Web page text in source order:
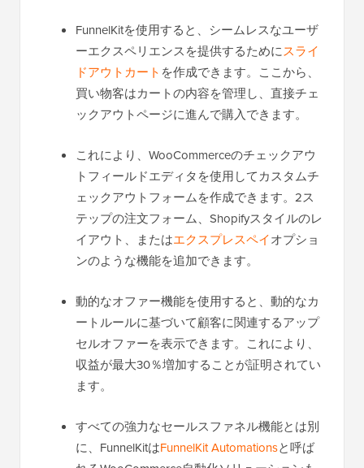
FunnelKitを使用すると、シームレスなユーザ
ーエクスペリエンスを提供するためにスライ
ドアウトカート を作成できます。ここから、
買い物客はカートの内容を管理し、直接チェ
ックアウトページに進んで購入できます。
これにより、WooCommerceのチェックアウ
トフィールドエディタを使用してカスタムチ
ェックアウトフォームを作成できます。2ス
テップの注文フォーム、Shopifyスタイルのレ
イアウト、またはエクスプレスペイオプショ
ンのような機能を追加できます。
動的なオファー機能を使用すると、動的なカ
ートルールに基づいて顧客に関連するアップ
セルオファーを表示できます。これにより、
収益が最大30％増加することが証明されてい
ます。
すべての強力なセールスファネル機能とは別
に、FunnelKitはFunnelKit Automationsと呼ば